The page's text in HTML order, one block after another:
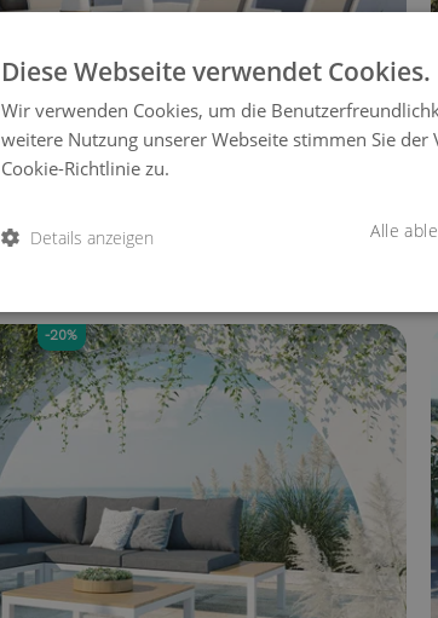
-20%
Diese Webseite verwendet Cookies.
Wir verwenden Cookies, um die
weitere Nutzung unserer Webseite stimmen Sie
Cookie-Richtlinie zu.
Alle
Details anzeigen